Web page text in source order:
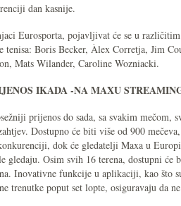
dan kasnije.
Eurosporta, pojavljivat će se u
tenisa: Boris Becker, Àlex Corretja, Jim
Mats Wilander, Caroline Wozniacki.
IKADA -NA MAXU
prijenos do sada, sa svakim mečom,
Dostupno će biti više od 900
dok će gledatelji Maxa u
gledaju. Osim svih 16 terena, dostupni
Inovativne funkcije u aplikaciji, kao što
trenutke poput set lopte, osiguravaju da